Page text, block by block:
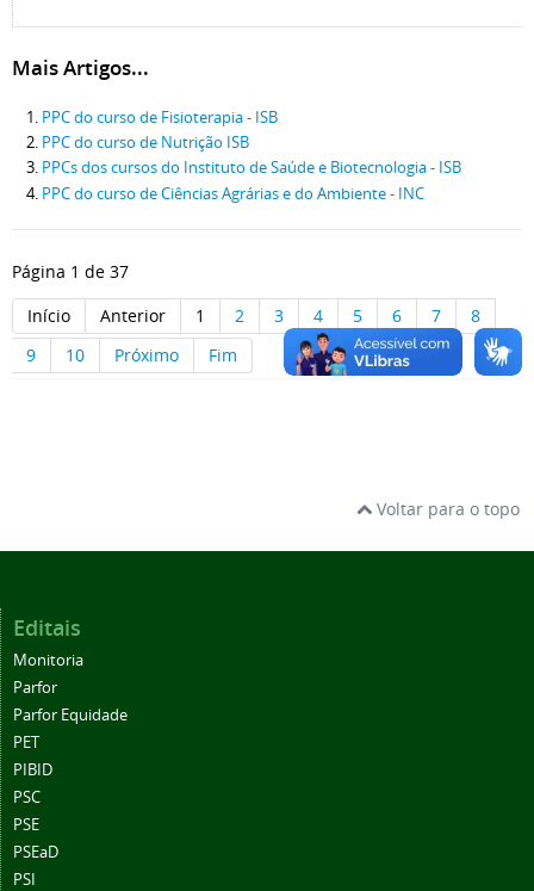
Mais Artigos...
PPC do curso de Fisioterapia - ISB
PPC do curso de Nutrição ISB
PPCs dos cursos do Instituto de Saúde e Biotecnologia - ISB
PPC do curso de Ciências Agrárias e do Ambiente - INC
Página 1 de 37
Início
Anterior 1 2 3 4 5 6 7
8
9
10 Próximo Fim
Voltar para o topo
Editais
Monitoria
Parfor
Parfor Equidade
PET
PIBID
PSC
PSE
PSEaD
PSI